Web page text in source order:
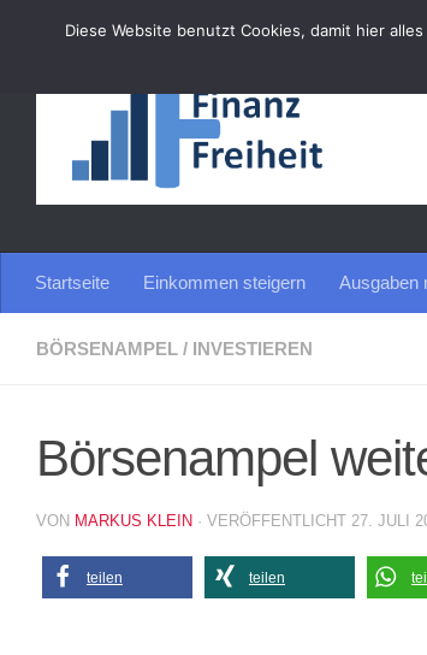
Zum Inhalt springen
Startseite Einkommen steigern Ausgaben
BÖRSENAMPEL / INVESTIEREN
Börsenampel
VON MARKUS KLEIN · VERÖFFENTLICHT 27. JULI
teilen teilen
Diese Website benutzt Cookies, damit hier